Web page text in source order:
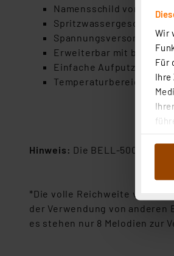
Wir
Für
Ihre
Namensschild von außen
Spritzwassergeschützt
Spannungsversorgung:
Erweiterbar mit bis zu
Einfache
Temperaturbereich: -20
Hinweis: Die BELL-500
*Die volle Reichweite von bis
der Verwendung von anderen
es stehen nur 8 Melodien zur